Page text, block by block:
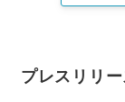
プレスリリ